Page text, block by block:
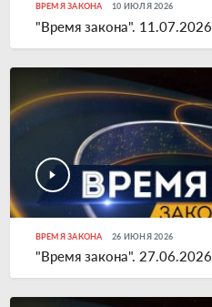
ВРЕМЯ ЗАКОНА 10 ИЮЛЯ 2026
"Время закона". 11.07.2026
ВРЕМЯ ЗАКОНА 26 ИЮНЯ 2026
"Время закона". 27.06.2026